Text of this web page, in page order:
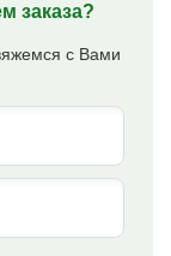
заказа?
с Вами